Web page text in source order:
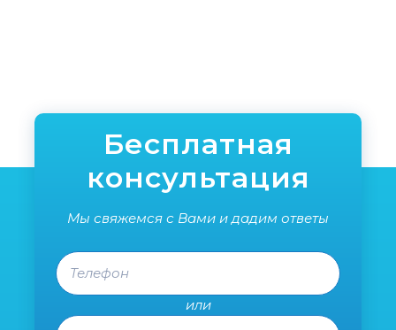
Бесплатная
консультация
Мы свяжемся с Вами и дадим ответы
Телефон
или
Email